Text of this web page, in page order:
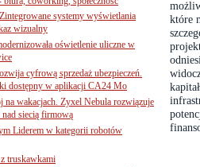
które
systemy wyświetlania
wizualny
oświetlenie uliczne w
cyfrową sprzedaż ubezpieczeń.
dostępny w aplikacji CA24 Mo
na wakacjach. Zyxel Nebula rozwiązuje
siecią firmową
Liderem w kategorii robotów
truskawkami